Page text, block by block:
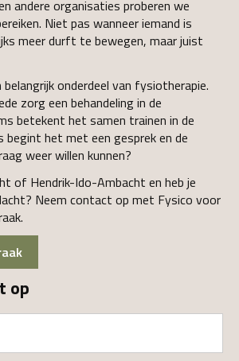
andere organisaties proberen we
Niet pas wanneer iemand is
meer durft te bewegen, maar juist
onderdeel van fysiotherapie.
zorg een behandeling in de
betekent het samen trainen in de
begint het met een gesprek en de
weer willen kunnen?
of Hendrik-Ido-Ambacht en heb je
Neem contact op met Fysico voor
op